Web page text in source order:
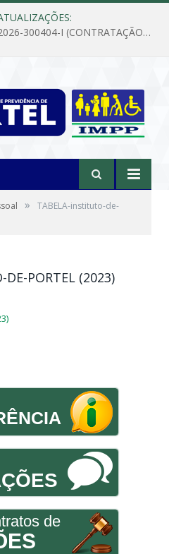
Dispensa de Licitação Nº 7/2026-300404-I (CONTRATAÇÃO DE EMPRESA PARA MANUTENÇÃO E REPARAÇÃO DE APARELHOS DE AR CONDICIONADO, EM ATENDIMENTO ÀS NECESSIDADES DO INSTITUTO DE PREVIDÊNCIA MUNICIPAL DE PORTEL/PA)
»
TABELA-instituto-de-
PORTEL (2023)
de